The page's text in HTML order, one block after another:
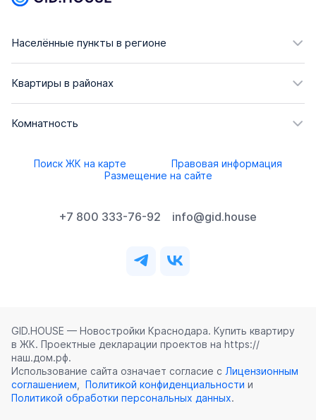
Населённые пункты в регионе
Квартиры в районах
Комнатность
Поиск ЖК на карте
Правовая информация
Размещение на сайте
+7 800 333-76-92 info@gid.house
GID.HOUSE — Новостройки Краснодара. Купить квартиру
в ЖК. Проектные декларации проектов на https://
наш.дом.рф.
Использование сайта означает согласие с Лицензионным
соглашением
Политикой конфиденциальности и
Политикой обработки персональных данных.